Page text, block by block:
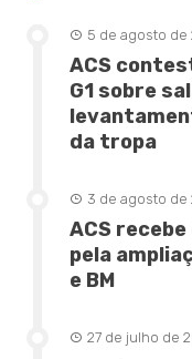
5 de agosto de
ACS
G1 sobre
da tropa
3 de agosto de
ACS
pela
e BM
27 de julho de